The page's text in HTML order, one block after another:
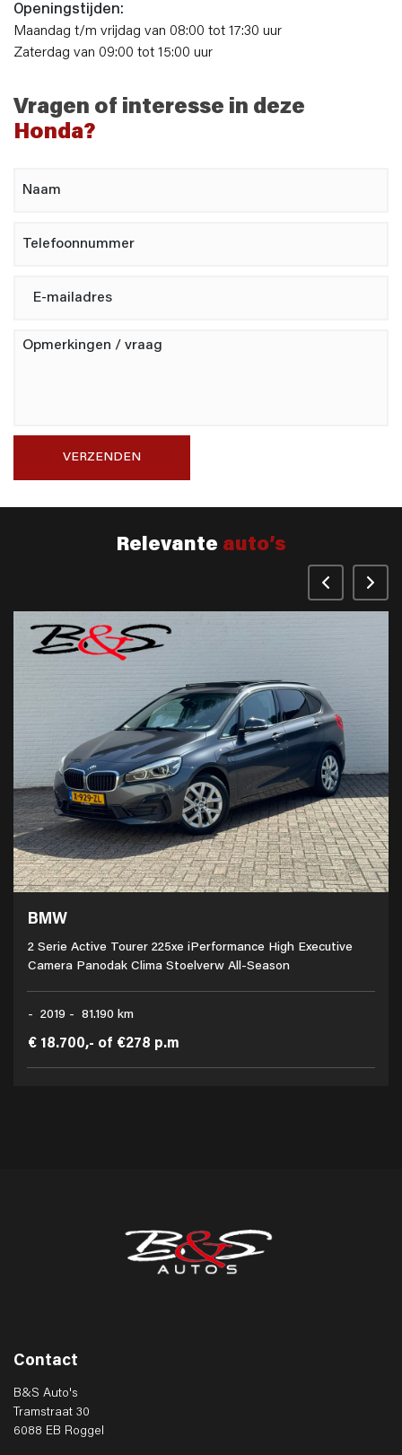
Openingstijden:
Maandag t/m vrijdag van 08:00 tot 17:30 uur
Zaterdag van 09:00 tot 15:00 uur
Vragen of interesse in deze
Honda?
VERZENDEN
Relevante auto’s
BMW
2 Serie Active Tourer 225xe iPerformance High Executive
Camera Panodak Clima Stoelverw All-Season
- 2019 - 81.190 km
€ 18.700,- of €278 p.m
Contact
B&S Auto's
Tramstraat 30
6088 EB Roggel